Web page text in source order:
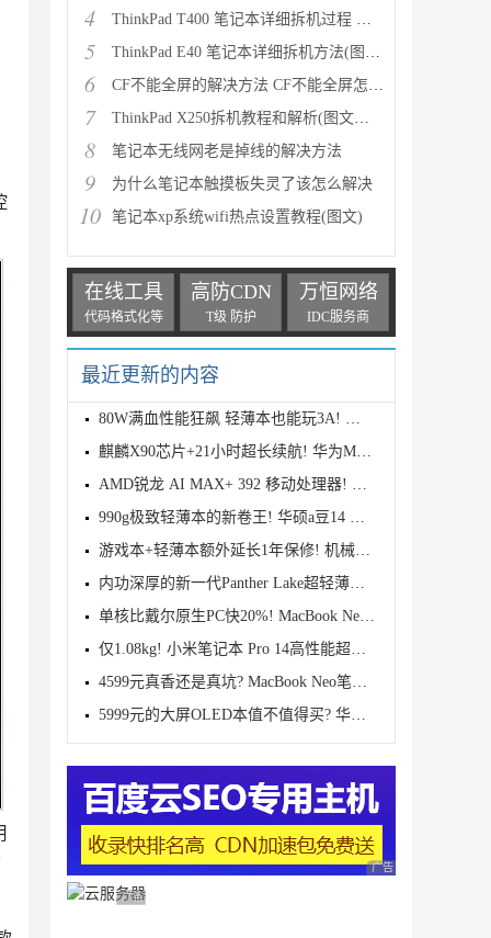
4 ThinkPad T400 笔记本详细拆机过程 清理风扇(图文教程
5 ThinkPad E40 笔记本详细拆机方法(图文教程)
6 CF不能全屏的解决方法 CF不能全屏怎么办
7 ThinkPad X250拆机教程和解析(图文详解)
8 笔记本无线网老是掉线的解决方法
9 为什么笔记本触摸板失灵了该怎么解决
10 笔记本xp系统wifi热点设置教程(图文)
在线工具
代码格式化等
高防CDN
T级 防护
万恒网络
IDC服务商
最近更新的内容
80W满血性能狂飙 轻薄本也能玩3A! 惠普星Book Pro 16
麒麟X90芯片+21小时超长续航! 华为MateBook 14鸿蒙版
AMD锐龙 AI MAX+ 392 移动处理器! 天选Air 2026锐龙AI
990g极致轻薄本的新卷王! 华硕a豆14 Air 2026测评
游戏本+轻薄本额外延长1年保修! 机械革命推出官方延保
内功深厚的新一代Panther Lake超轻薄本! 小米Book Pro
单核比戴尔原生PC快20%! MacBook Neo笔记本确认能跑Wi
仅1.08kg! 小米笔记本 Pro 14高性能超轻薄本发布 7999
4599元真香还是真坑? MacBook Neo笔记本首发评测
5999元的大屏OLED本值不值得买? 华硕无畏Pro16锐龙版2
广告 商业广告，理性
广告 商业广告，理性选择